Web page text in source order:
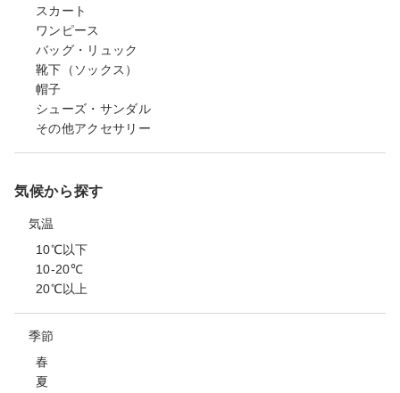
スカート
ワンピース
バッグ・リュック
靴下（ソックス）
帽子
シューズ・サンダル
その他アクセサリー
気候から探す
気温
10℃以下
10-20℃
20℃以上
季節
春
夏